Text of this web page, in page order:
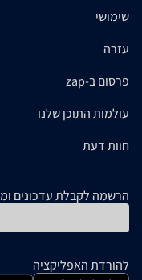
שימושי
עזרה
פרסום ב-zap
עולמות התוכן שלנו
חוות דעת
הרשמה לקבלת עדכונים
להורדת האפליקציה